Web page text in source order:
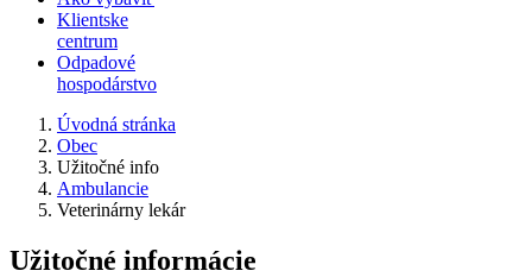
Klientske
centrum
Odpadové
hospodárstvo
Úvodná stránka
Obec
Užitočné info
Ambulancie
Veterinárny lekár
Užitočné informácie